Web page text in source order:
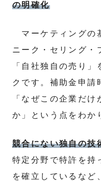
の明確化
マーケティングの
ニーク・セリング・
「自社独自の売り
クです。補助金申請
「なぜこの企業だ
か」という点をわか
競合にない独自の技
特定分野で特許を持
を確立しているなど